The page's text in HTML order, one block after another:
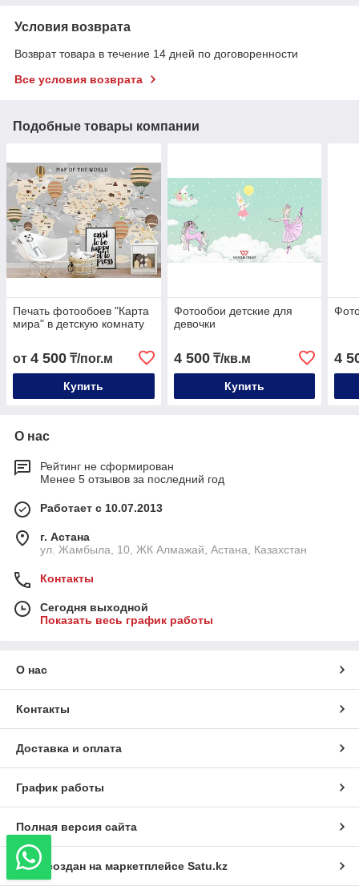
Условия возврата
Возврат товара в течение 14 дней по договоренности
Все условия возврата
Подобные товары компании
Печать фотообоев "Карта
мира" в детскую комнату
от 4 500 ₸/пог.м
Купить
Фотообои детские для
девочки
4 500₸/кв.м
Купить
4
О нас
Рейтинг не сформирован
Менее 5 отзывов за последний год
Работает с 10.07.2013
г. Астана
ул. Жамбыла, 10, ЖК Алмажай, Астана, Казахстан
Контакты
Сегодня выходной
Показать весь график работы
О нас
Контакты
Доставка и оплата
График работы
Полная версия сайта
Сайт создан на маркетплейсе Satu.kz